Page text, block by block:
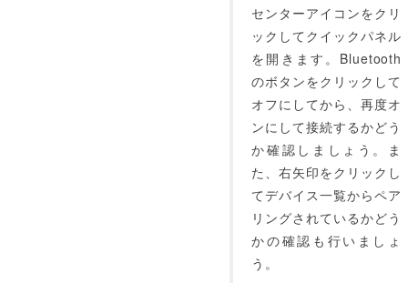
センターアイコンをクリ
ックしてクイックパネル
を開きます。Bluetooth
のボタンをクリックして
オフにしてから、再度オ
ンにして接続するかどう
か確認しましょう。ま
た、右矢印をクリックし
てデバイス一覧からペア
リングされているかどう
かの確認も行いましょ
う。